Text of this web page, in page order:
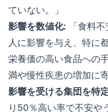
ていない。」
影響を数値化: 「食料
人に影響を与え、特に
栄養価の高い食品への
満や慢性疾患の増加に
影響を受ける集団を特
り50％高い率で不安や